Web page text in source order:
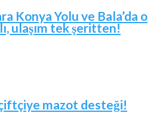
Konya Yolu ve Bala’da o
ulaşım tek şeritten!
mazot desteği!